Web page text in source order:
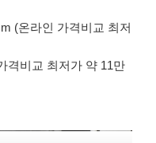
(온라인 가격비교 최저
격비교 최저가 약 11만